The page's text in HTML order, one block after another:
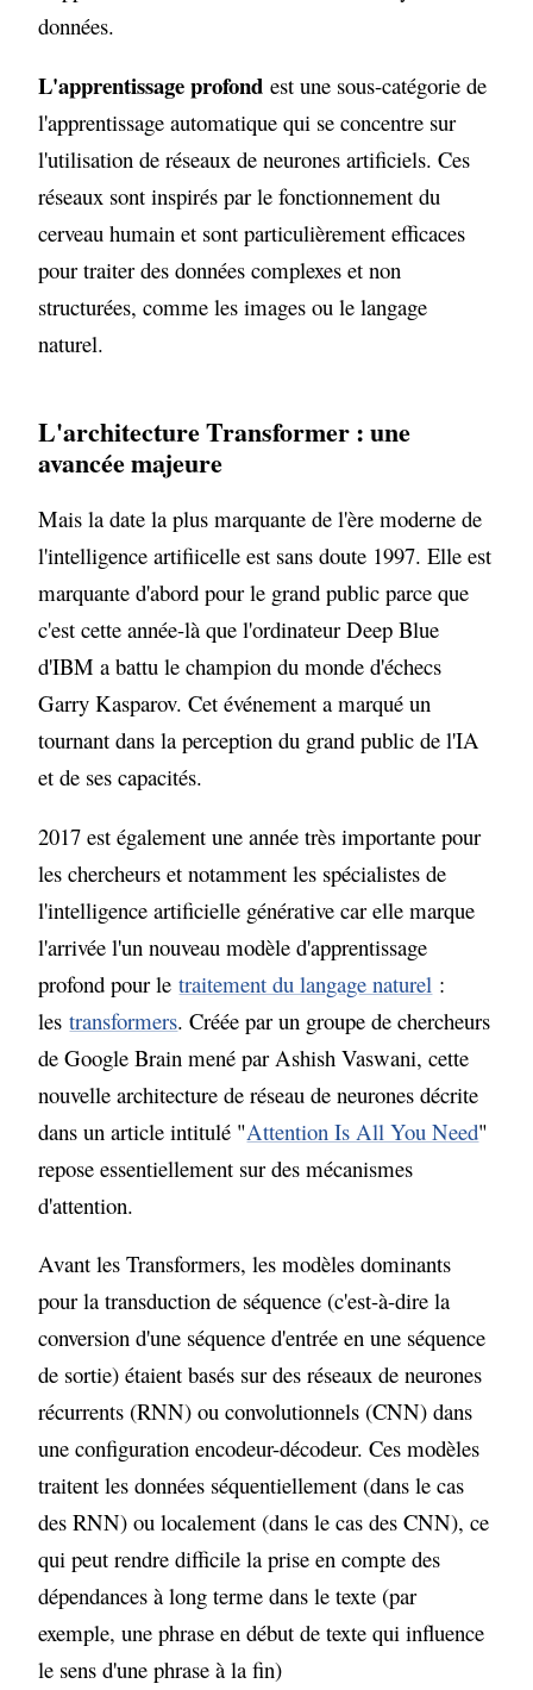
données.
L'apprentissage profond est une sous-catégorie de
l'apprentissage automatique qui se concentre sur
l'utilisation de réseaux de neurones artificiels. Ces
réseaux sont inspirés par le fonctionnement du
cerveau humain et sont particulièrement efficaces
pour traiter des données complexes et non
structurées, comme les images ou le langage
naturel.
L'architecture Transformer : une
avancée majeure
Mais la date la plus marquante de l'ère moderne de
l'intelligence artifiicelle est sans doute 1997. Elle est
marquante d'abord pour le grand public parce que
c'est cette année-là que l'ordinateur Deep Blue
d'IBM a battu le champion du monde d'échecs
Garry Kasparov. Cet événement a marqué un
tournant dans la perception du grand public de l'IA
et de ses capacités.
2017 est également une année très importante pour
les chercheurs et notamment les spécialistes de
l'intelligence artificielle générative car elle marque
l'arrivée l'un nouveau modèle d'apprentissage
profond pour letraitement du langage naturel :
lestransformers. Créée par un groupe de chercheurs
de Google Brain mené par Ashish Vaswani, cette
nouvelle architecture de réseau de neurones décrite
dans un article intitulé "Attention Is All You Need"
repose essentiellement sur des mécanismes
d'attention.
Avant les Transformers, les modèles dominants
pour la transduction de séquence (c'est-à-dire la
conversion d'une séquence d'entrée en une séquence
de sortie) étaient basés sur des réseaux de neurones
récurrents (RNN) ou convolutionnels (CNN) dans
une configuration encodeur-décodeur. Ces modèles
traitent les données séquentiellement (dans le cas
des RNN) ou localement (dans le cas des CNN), ce
qui peut rendre difficile la prise en compte des
dépendances à long terme dans le texte (par
exemple, une phrase en début de texte qui influence
le sens d'une phrase à la fin)